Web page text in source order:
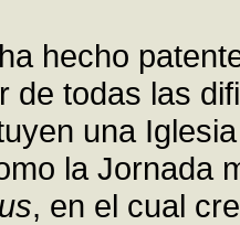
hecho
de todas las
una
la Jornada
, en el cual